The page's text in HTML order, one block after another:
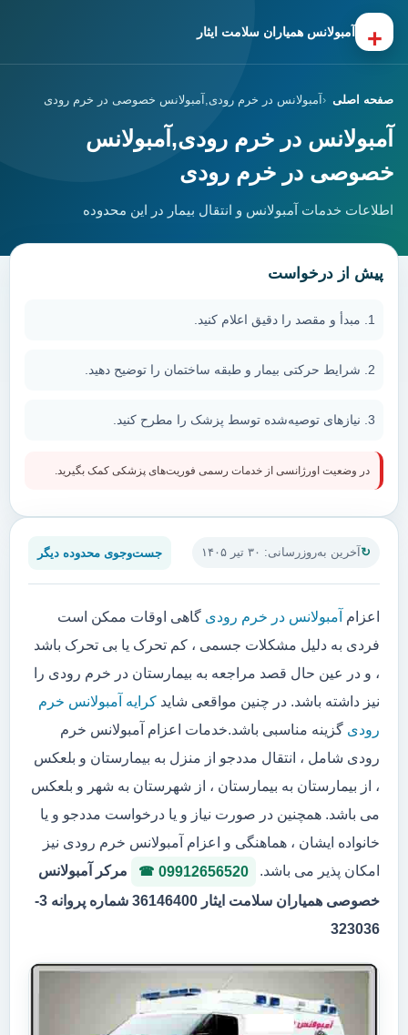
+ آمبولانس همیاران سلامت ایثار
صفحه اصلی آمبولانس در خرم رودی,آمبولانس خصوصی در خرم رودی
آمبولانس در خرم رودی,آمبولانس
خصوصی در خرم رودی
اطلاعات خدمات آمبولانس و انتقال بیمار در این محدوده
آخرین به‌روزرسانی: ۳۰ تیر ۱۴۰۵ جست‌وجوی محدوده دیگر
اعزام آمبولانس در خرم رودی گاهی اوقات ممکن است
فردی به دلیل مشکلات جسمی ، کم تحرک یا بی تحرک باشد
، و در عین حال قصد مراجعه به بیمارستان در خرم رودی را
نیز داشته باشد. در چنین مواقعی شاید کرایه آمبولانس خرم
رودی گزینه مناسبی باشد.خدمات اعزام آمبولانس خرم
رودی شامل ، انتقال مددجو از منزل به بیمارستان و بلعکس
، از بیمارستان به بیمارستان ، از شهرستان به شهر و بلعکس
می باشد. همچنین در صورت نیاز و یا درخواست مددجو و یا
خانواده ایشان ، هماهنگی و اعزام آمبولانس خرم رودی نیز
امکان پذیر می باشد.
09912656520
مرکر آمبولانس
خصوصی همیاران سلامت ایثار 36146400 شماره پروانه 3-
323036
پیش از درخواست
مبدأ و مقصد را دقیق اعلام کنید.
شرایط حرکتی بیمار و طبقه ساختمان را توضیح دهید.
نیازهای توصیه‌شده توسط پزشک را مطرح کنید.
در وضعیت اورژانسی از خدمات رسمی فوریت‌های پزشکی کمک بگیرید.